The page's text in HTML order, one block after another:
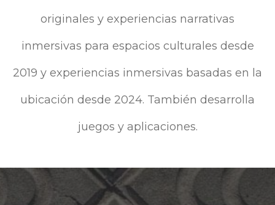
originales y experiencias narrativas
inmersivas para espacios culturales desde
2019 y experiencias inmersivas basadas en la
ubicación desde 2024. También desarrolla
juegos y aplicaciones.